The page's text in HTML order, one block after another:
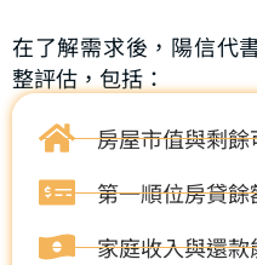
在了解需求後，陽信代
整評估，包括：
房屋市值與剩餘
第一順位房貸餘
家庭收入與還款